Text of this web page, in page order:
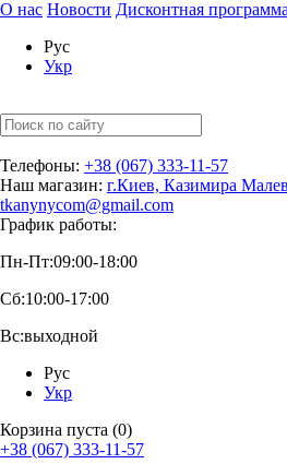
О нас Новости Дисконтная программа
Рус
Укр
Телефоны: +38 (067) 333-11-57
Наш магазин: г.Киев, Казимира
tkanynycom@gmail.com
График работы:
Пн-Пт:09:00-18:00
Сб:10:00-17:00
Вс:выходной
Рус
Укр
Корзина пуста (0)
+38 (067) 333-11-57